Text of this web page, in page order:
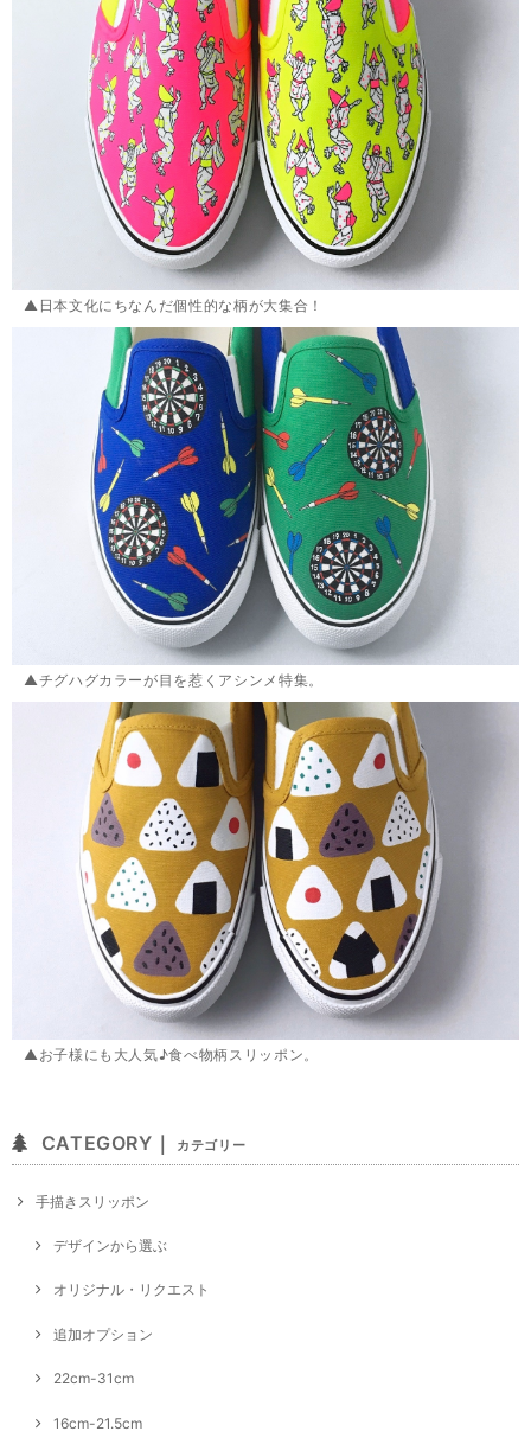
▲日本文化にちなんだ個性的な柄が大集合！
▲チグハグカラーが目を惹くアシンメ特集。
▲お子様にも大人気♪食べ物柄スリッポン。
CATEGORY｜ カテゴリー
手描きスリッポン
デザインから選ぶ
オリジナル・リクエスト
追加オプション
22cm-31cm
16cm-21.5cm